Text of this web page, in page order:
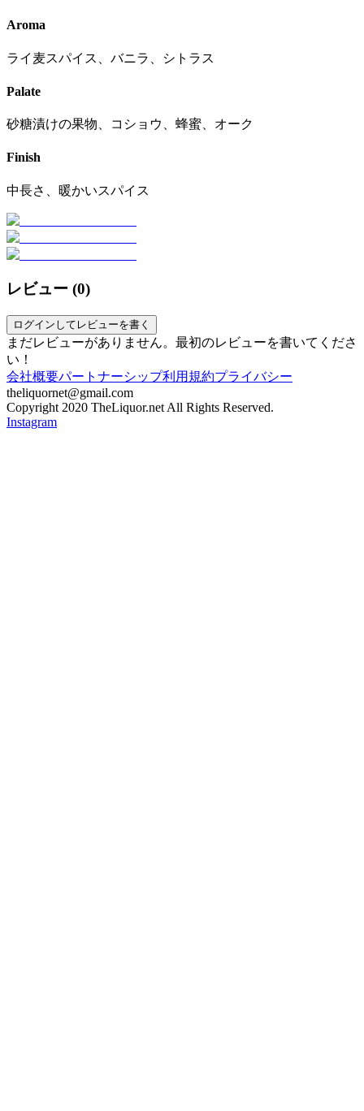
Aroma
ライ麦スパイス、バニラ、シトラス
Palate
砂糖漬けの果物、コショウ、蜂蜜、オーク
Finish
中長さ、暖かいスパイス
レビュー (0)
ログインしてレビューを書く
まだレビューがありません。最初のレビューを書いてくださ
い！
会社概要パートナーシップ利用規約プライバシー
theliquornet@gmail.com
Copyright 2020 TheLiquor.net All Rights Reserved.
Instagram